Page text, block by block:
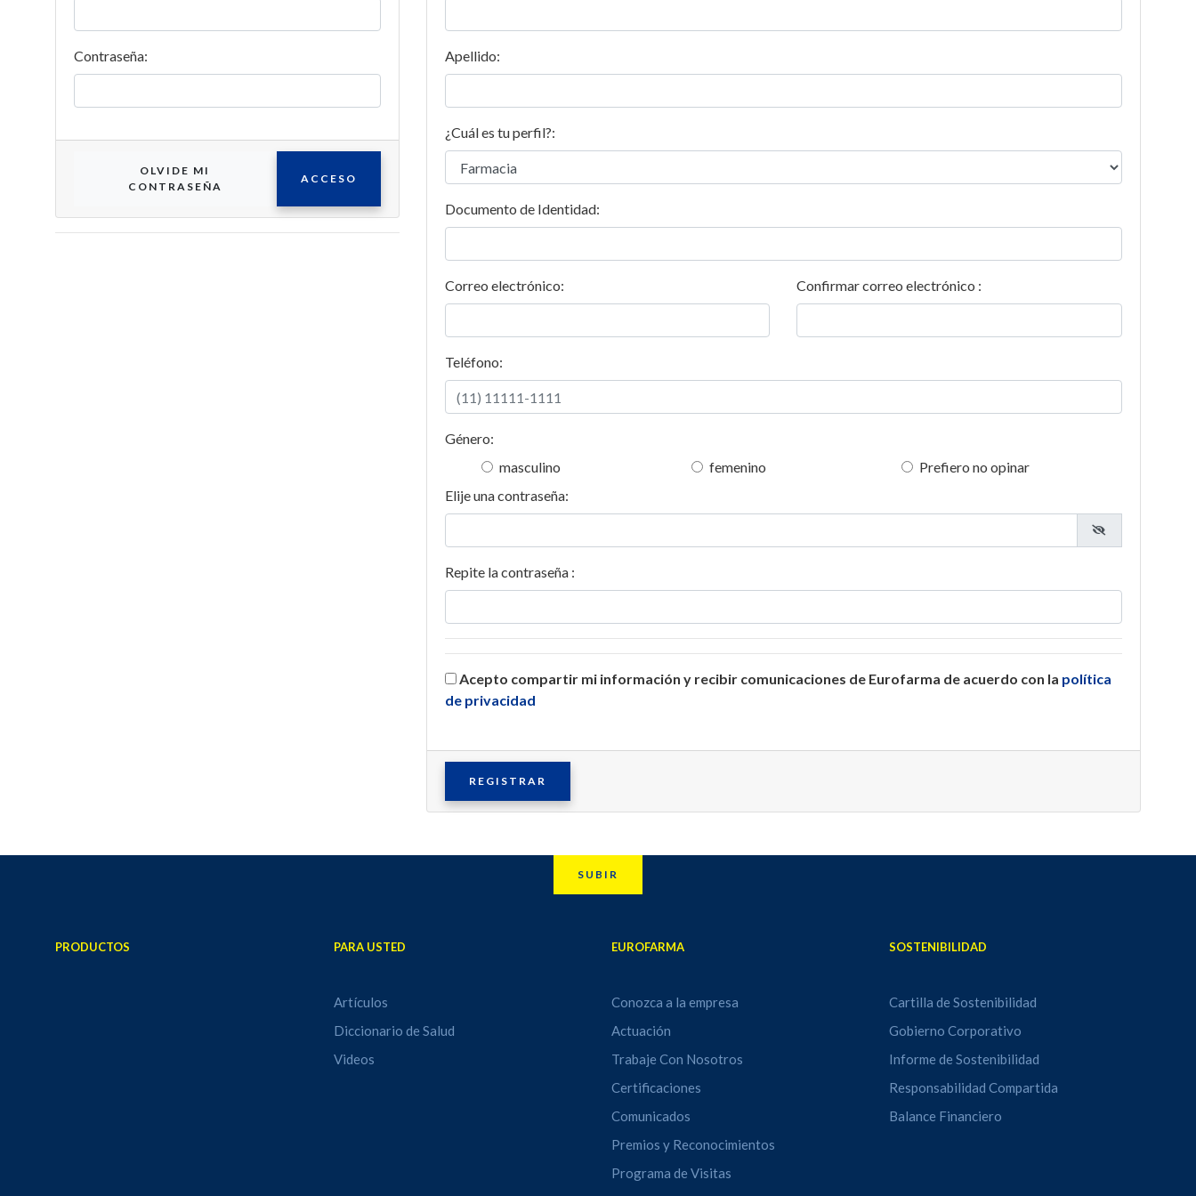
Contraseña:
OLVIDE MI
CONTRASEÑA
ACCESO
Apellido:
¿Cuál es tu perfil?:
Documento de Identidad:
Correo electrónico: Confirmar correo electrónico :
Teléfono:
Género:
masculino
femenino
Prefiero no opinar
Elije una contraseña:
Repite la contraseña :
Acepto compartir mi información y recibir comunicaciones de Eurofarma de acuerdo con la política
de privacidad
REGISTRAR
SUBIR
PRODUCTOS PARA USTED
Artículos
Diccionario de Salud
Videos
EUROFARMA
Conozca a la empresa
Actuación
Trabaje Con Nosotros
Certificaciones
Comunicados
Premios y Reconocimientos
Programa de Visitas
SOSTENIBILIDAD
Cartilla de Sostenibilidad
Gobierno Corporativo
Informe de Sostenibilidad
Responsabilidad Compartida
Balance Financiero